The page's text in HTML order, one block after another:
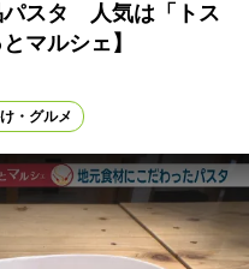
パスタ 人気は「トス
マルシェ】
・グルメ